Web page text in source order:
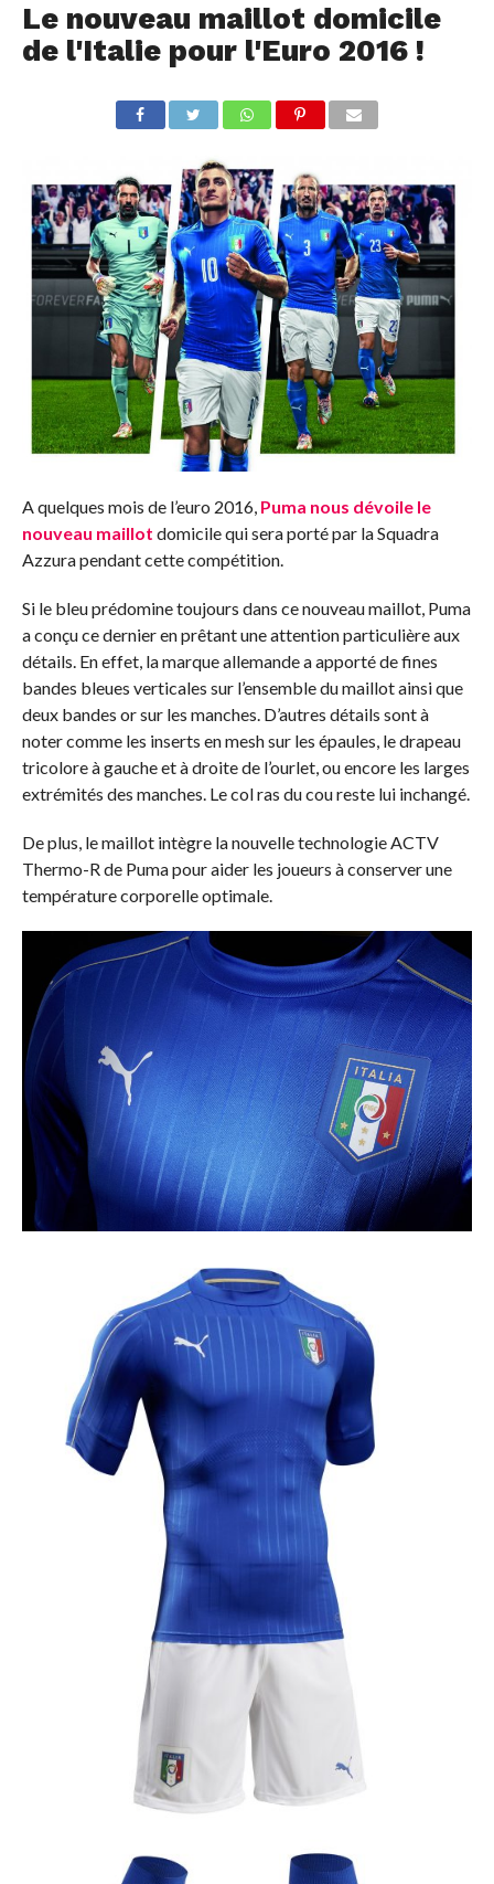
Le nouveau maillot domicile
de l'Italie pour l'Euro 2016 !
A quelques mois de l’euro 2016, Puma nous dévoile le
nouveau maillot domicile qui sera porté par la Squadra
Azzura pendant cette compétition.
Si le bleu prédomine toujours dans ce nouveau maillot, Puma
a conçu ce dernier en prêtant une attention particulière aux
détails. En effet, la marque allemande a apporté de fines
bandes bleues verticales sur l’ensemble du maillot ainsi que
deux bandes or sur les manches. D’autres détails sont à
noter comme les inserts en mesh sur les épaules, le drapeau
tricolore à gauche et à droite de l’ourlet, ou encore les larges
extrémités des manches. Le col ras du cou reste lui inchangé.
De plus, le maillot intègre la nouvelle technologie ACTV
Thermo-R de Puma pour aider les joueurs à conserver une
température corporelle optimale.